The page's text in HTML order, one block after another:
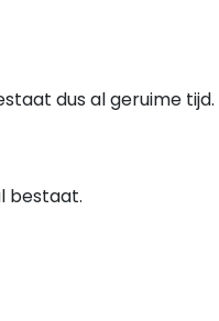
dus al geruime
bestaat.